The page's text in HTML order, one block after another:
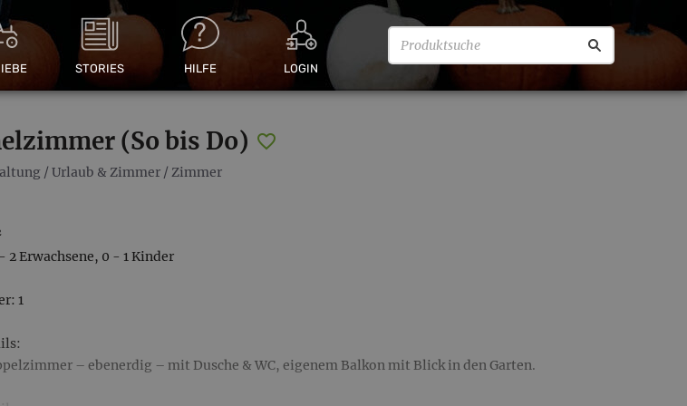
STORIES HILFE LOGIN
(So bis Do)
/ Urlaub & Zimmer / Zimmer
2 Erwachsene, 0 - 1 Kinder
1
– ebenerdig – mit Dusche & WC, eigenem Balkon mit Blick in den Garten.